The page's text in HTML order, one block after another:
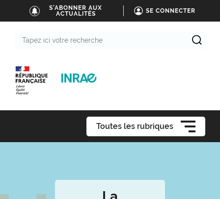
S'ABONNER AUX
ACTUALITÉS
SE CONNECTER
Toutes les rubriques